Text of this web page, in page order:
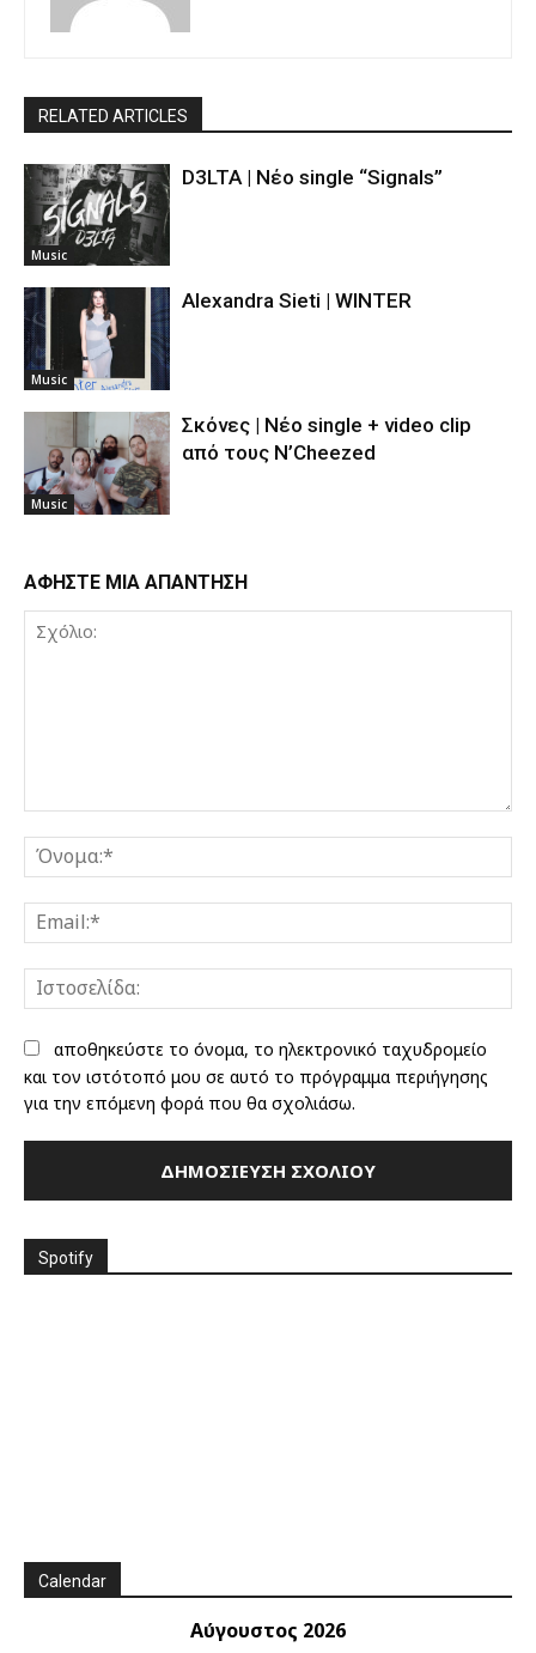
RELATED ARTICLES
Music
D3LTA | Νέο single “Signals”
Music
Alexandra Sieti | WINTER
Music
Σκόνες | Νέο single + video clip
από τους N’Cheezed
ΑΦΗΣΤΕ ΜΙΑ ΑΠΑΝΤΗΣΗ
αποθηκεύστε το όνομα, το ηλεκτρονικό ταχυδρομείο
και τον ιστότοπό μου σε αυτό το πρόγραμμα περιήγησης
για την επόμενη φορά που θα σχολιάσω.
Spotify
Calendar
Αύγουστος 2026